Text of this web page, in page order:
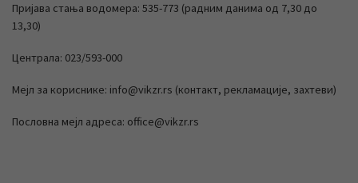
Пријава стања водомера: 535-773 (радним данима од 7,30 до
13,30)
Централа: 023/593-000
Мејл за кориснике: info@vikzr.rs (контакт, рекламације, захтеви)
Пословна мејл адреса: office@vikzr.rs